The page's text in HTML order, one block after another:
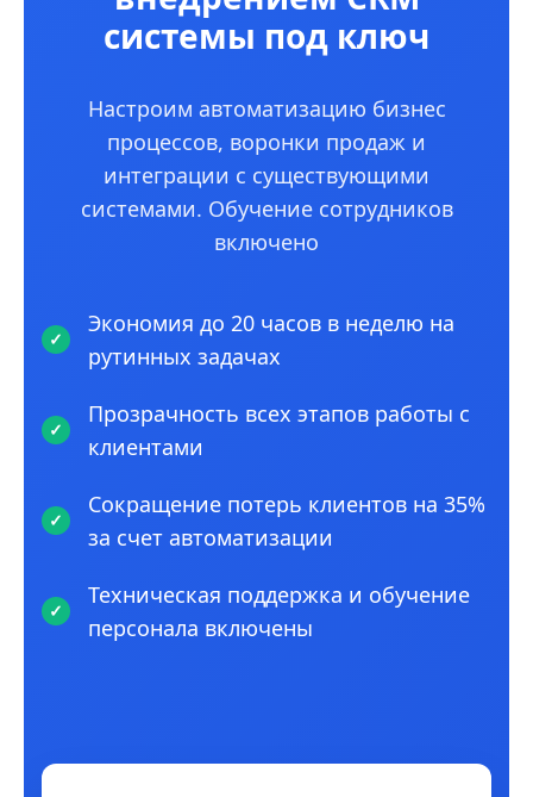
системы под ключ
Настроим автоматизацию бизнес
процессов, воронки продаж и
интеграции с существующими
системами. Обучение сотрудников
включено
Экономия до 20 часов в неделю на
рутинных задачах
Прозрачность всех этапов работы с
клиентами
Сокращение потерь клиентов на 35%
за счет автоматизации
Техническая поддержка и обучение
персонала включены